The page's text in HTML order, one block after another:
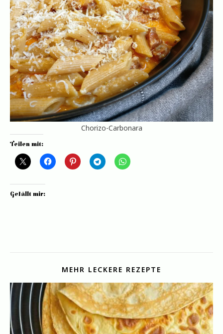
Chorizo-Carbonara
Teilen mit:
Gefällt mir:
MEHR LECKERE REZEPTE